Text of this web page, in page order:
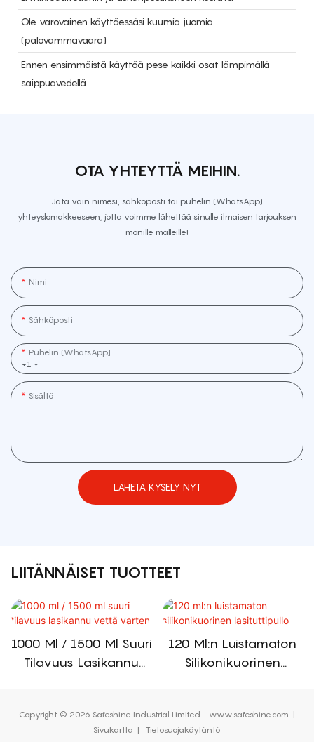
Ole varovainen käyttäessäsi kuumia juomia
(palovammavaara)
Ennen ensimmäistä käyttöä pese kaikki osat lämpimällä
saippuavedellä
OTA YHTEYTTÄ MEIHIN.
Jätä vain nimesi, sähköposti tai puhelin (WhatsApp)
yhteyslomakkeeseen, jotta voimme lähettää sinulle ilmaisen tarjouksen
monille malleille!
Nimi
Sähköposti
+1
Puhelin (WhatsApp]
Sisältö
LÄHETÄ KYSELY NYT
LIITÄNNÄISET TUOTTEET
1000 Ml / 1500 Ml Suuri
Tilavuus Lasikannu
120 Ml:n Luistamaton
Silikonikuorinen
Copyright © 2026 Safeshine Industrial Limited - www.safeshine.com |
Sivukartta | Tietosuojakäytäntö